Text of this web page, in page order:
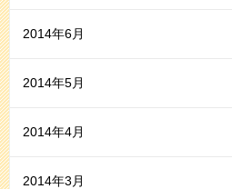
2014年6月
2014年5月
2014年4月
2014年3月